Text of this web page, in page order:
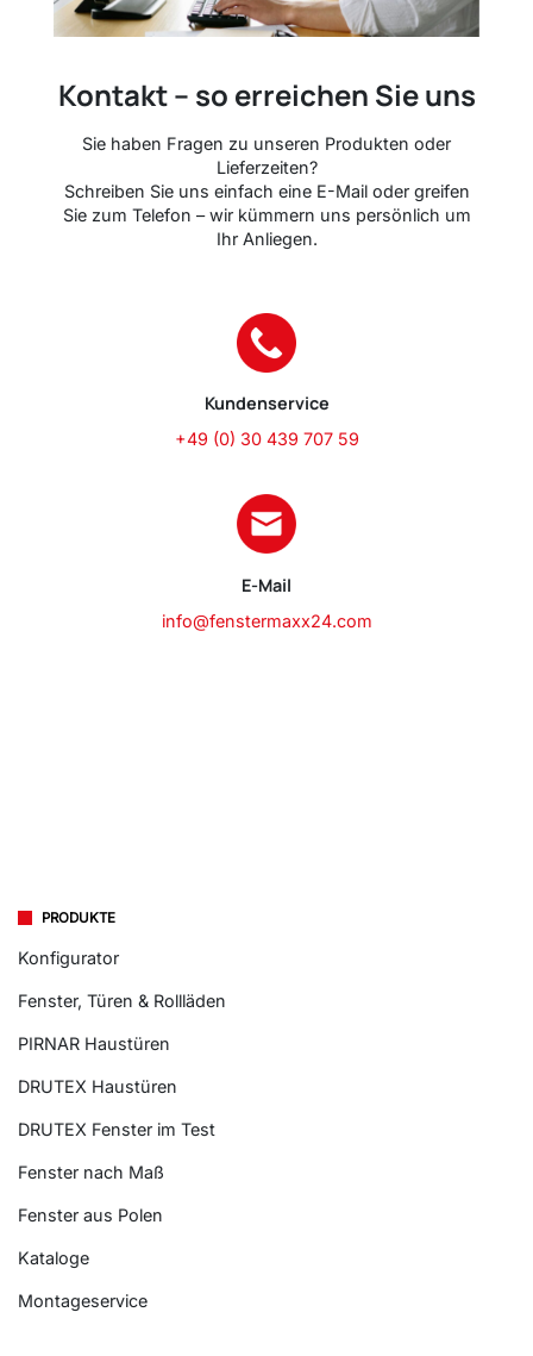
Kontakt – so erreichen Sie uns
Sie haben Fragen zu unseren Produkten oder
Lieferzeiten?
Schreiben Sie uns einfach eine E-Mail oder greifen
Sie zum Telefon – wir kümmern uns persönlich um
Ihr Anliegen.
Kundenservice
+49 (0) 30 439 707 59
E-Mail
info@fenstermaxx24.com
PRODUKTE
Konfigurator
Fenster, Türen & Rollläden
PIRNAR Haustüren
DRUTEX Haustüren
DRUTEX Fenster im Test
Fenster nach Maß
Fenster aus Polen
Kataloge
Montageservice